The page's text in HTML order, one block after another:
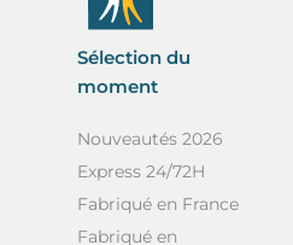
Sélection du
moment
Nouveautés 2026
Express 24/72H
Fabriqué en France
Fabriqué en